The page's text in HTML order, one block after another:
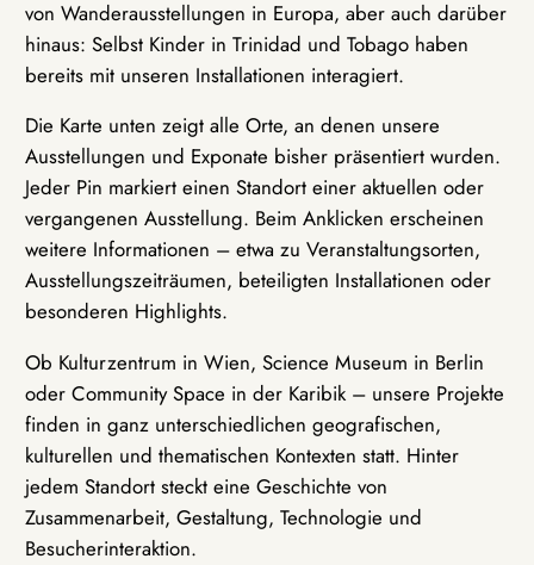
von Wanderausstellungen in Europa, aber auch darüber
hinaus: Selbst Kinder in Trinidad und Tobago haben
bereits mit unseren Installationen interagiert.
Die Karte unten zeigt alle Orte, an denen unsere
Ausstellungen und Exponate bisher präsentiert wurden.
Jeder Pin markiert einen Standort einer aktuellen oder
vergangenen Ausstellung. Beim Anklicken erscheinen
weitere Informationen – etwa zu Veranstaltungsorten,
Ausstellungszeiträumen, beteiligten Installationen oder
besonderen Highlights.
Ob Kulturzentrum in Wien, Science Museum in Berlin
oder Community Space in der Karibik – unsere Projekte
finden in ganz unterschiedlichen geografischen,
kulturellen und thematischen Kontexten statt. Hinter
jedem Standort steckt eine Geschichte von
Zusammenarbeit, Gestaltung, Technologie und
Besucherinteraktion.